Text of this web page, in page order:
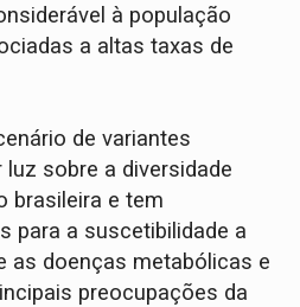
à população
a altas taxas de
de variantes
sobre a diversidade
brasileira e tem
para a suscetibilidade a
as doenças metabólicas e
preocupações da